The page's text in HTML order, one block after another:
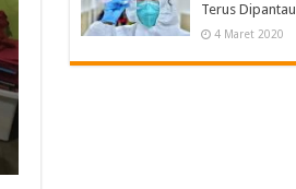
Terus Dipantau
4 Maret 2020